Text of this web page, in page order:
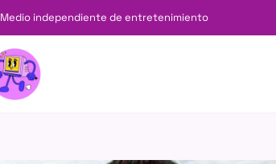
Medio independiente de entretenimiento